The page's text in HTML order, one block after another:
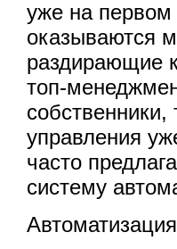
уже на первом
оказываются
раздирающие
топ-
управления
часто
систему